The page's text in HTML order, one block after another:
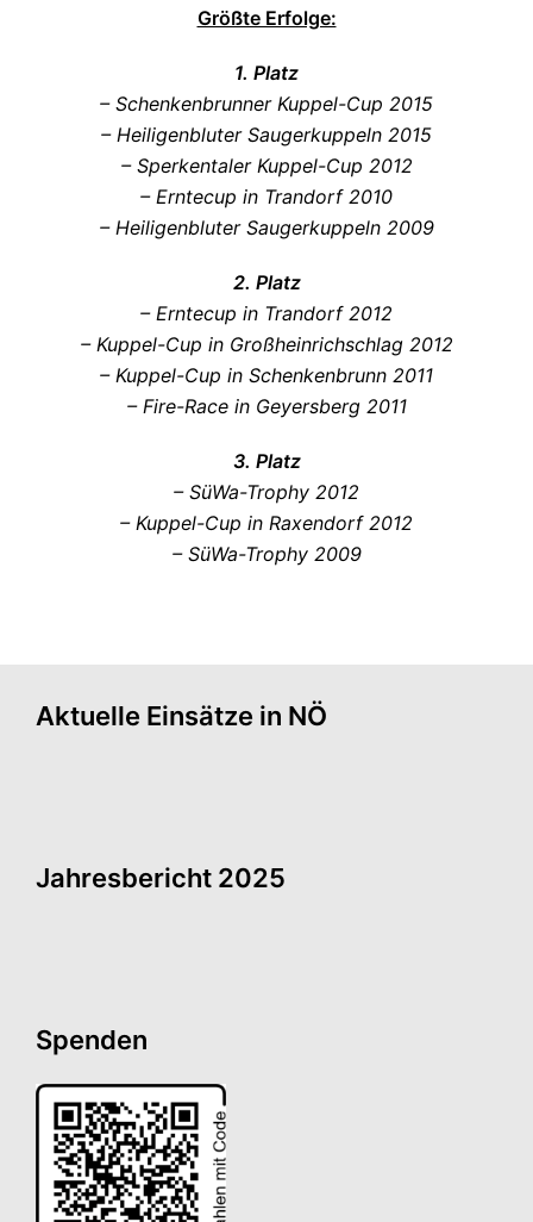
Größte Erfolge:
1. Platz
– Schenkenbrunner Kuppel-Cup 2015
– Heiligenbluter Saugerkuppeln 2015
– Sperkentaler Kuppel-Cup 2012
– Erntecup in Trandorf 2010
– Heiligenbluter Saugerkuppeln 2009
2. Platz
– Erntecup in Trandorf 2012
– Kuppel-Cup in Großheinrichschlag 2012
– Kuppel-Cup in Schenkenbrunn 2011
– Fire-Race in Geyersberg 2011
3. Platz
– SüWa-Trophy 2012
– Kuppel-Cup in Raxendorf 2012
– SüWa-Trophy 2009
Aktuelle Einsätze in NÖ
Jahresbericht 2025
Spenden